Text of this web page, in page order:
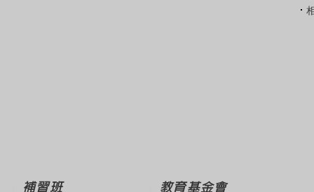
補習班 教育基金會